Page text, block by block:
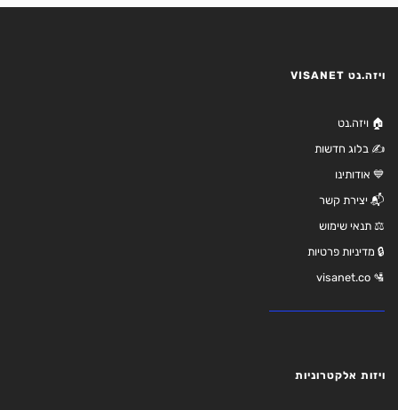
ויזה.נט VISANET
🏠 ויזה.נט
✍️ בלוג חדשות
💙 אודותינו
📬 יצירת קשר
⚖️ תנאי שימוש
🔒 מדיניות פרטיות
🛂 visanet.co
ויזות אלקטרוניות